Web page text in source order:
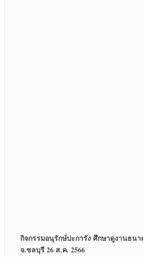
กิจกรรมอนุรักษ์ปะการัง ศึกษาดูงานธนา
จ.ชลบุรี 26 ส.ค. 2566